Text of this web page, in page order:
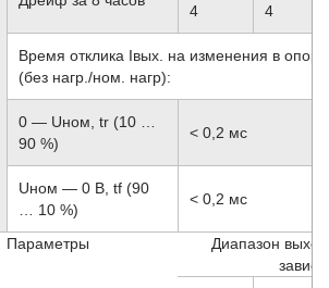
4 4
Время отклика Iвых. на изменения в
(без нагр./ном. нагр):
0 — Uном, tr (10 …
90 %)
< 0,2 мс
Uном — 0 В, tf (90
… 10 %)
< 0,2 мс
Параметры
Диапазон